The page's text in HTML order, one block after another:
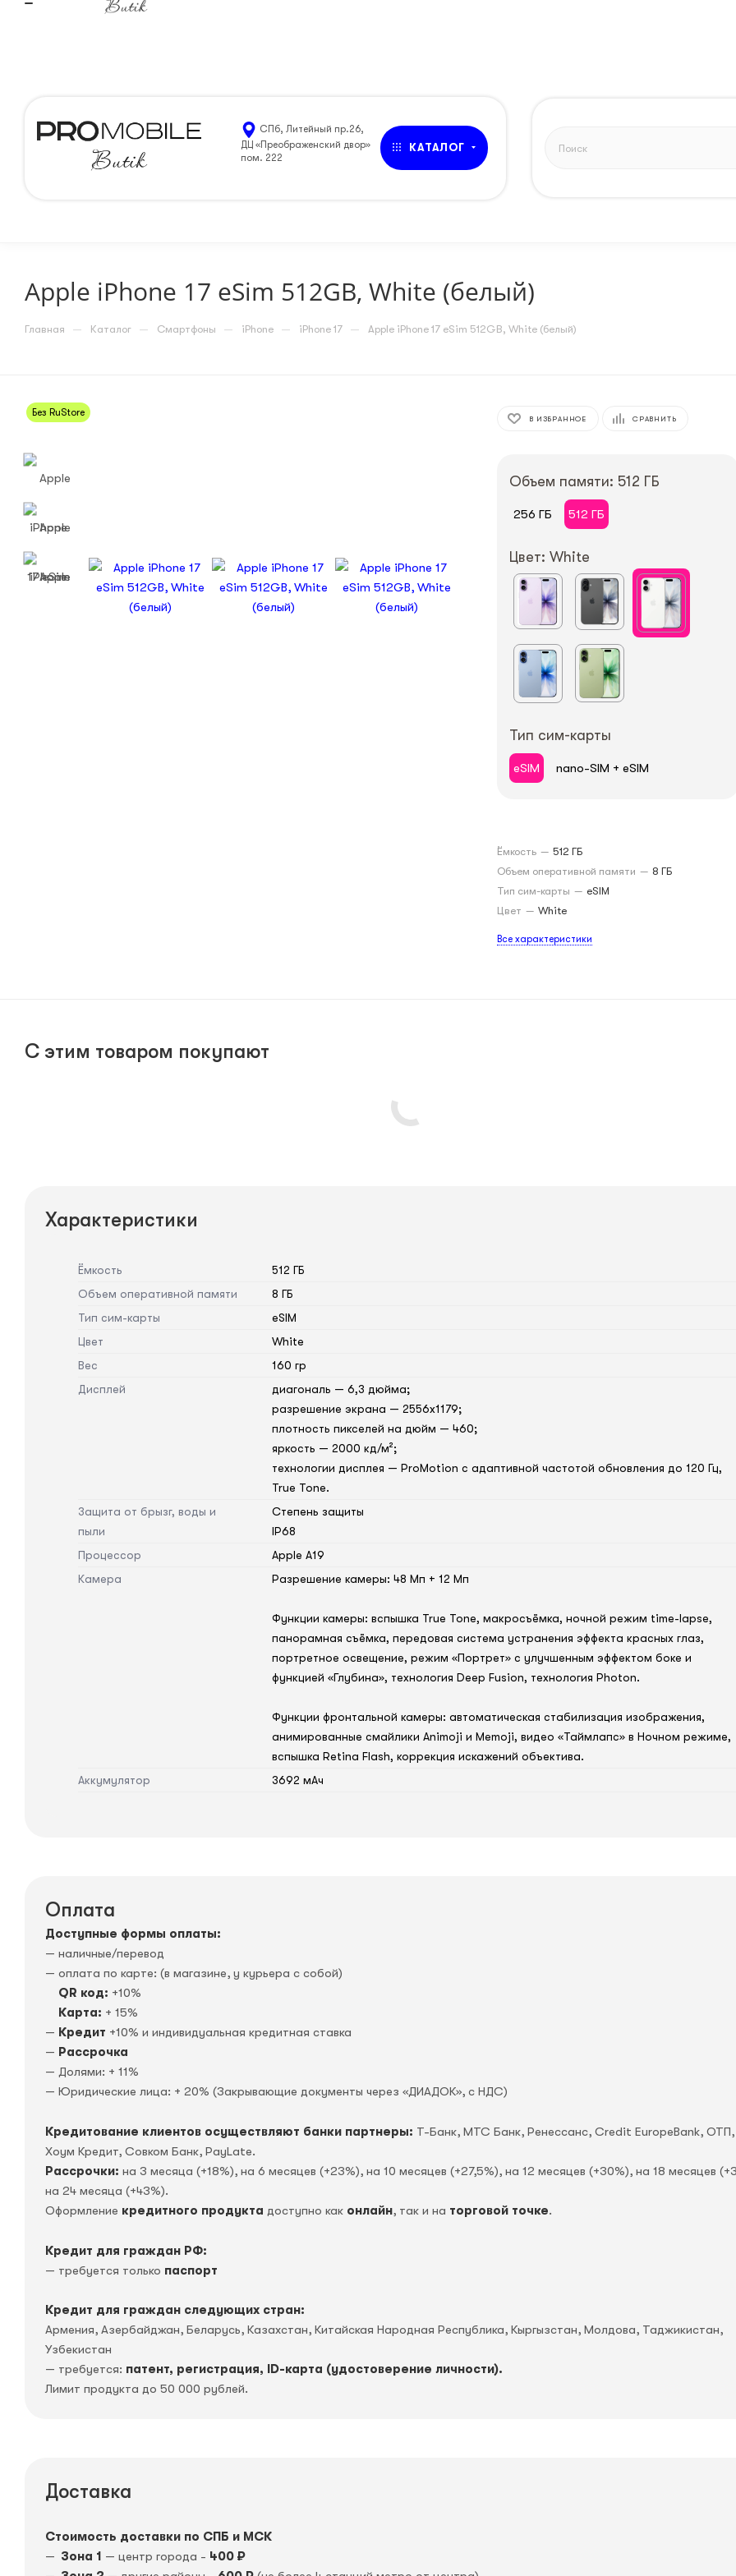
СПб, Литейный пр.26,
ДЦ «Преображенский двор»
пом. 222
КАТАЛОГ
Apple iPhone 17 eSim 512GB, White (белый)
Главная — Каталог — Смартфоны — iPhone — iPhone 17 — Apple iPhone 17 eSim 512GB, White (белый)
Без RuStore
В ИЗБРАННОЕ СРАВНИТЬ
Объем памяти: 512 ГБ
256 ГБ 512 ГБ
Цвет: White
Тип сим-карты
eSIM nano-SIM + eSIM
Ёмкость — 512 ГБ
Объем оперативной памяти — 8 ГБ
Тип сим-карты — eSIM
Цвет — White
Все характеристики
С этим товаром покупают
Характеристики
Ёмкость
512 ГБ
Объем оперативной памяти
8 ГБ
Тип сим-карты
eSIM
Цвет
White
Вес
160 гр
Дисплей
диагональ — 6,3 дюйма;
разрешение экрана — 2556x1179;
плотность пикселей на дюйм — 460;
яркость — 2000 кд/м²;
технологии дисплея — ProMotion с адаптивной частотой обновления до 120 Гц,
True Tone.
Защита от брызг, воды и
пыли
Степень защиты
IP68
Процессор
Apple A19
Камера
Разрешение камеры: 48 Мп + 12 Мп
Функции камеры: вспышка True Tone, макросъёмка, ночной режим time-lapse,
панорамная съёмка, передовая система устранения эффекта красных глаз,
портретное освещение, режим «Портрет» с улучшенным эффектом боке и
функцией «Глубина», технология Deep Fusion, технология Photon.
Функции фронтальной камеры: автоматическая стабилизация изображения,
анимированные смайлики Animoji и Memoji, видео «Таймлапс» в Ночном режиме,
вспышка Retina Flash, коррекция искажений объектива.
Аккумулятор
3692 мАч
Оплата
Доступные формы оплаты:
— наличные/перевод
— оплата по карте: (в магазине, у курьера с собой)
QR код: +10%
Карта: + 15%
— Кредит +10% и индивидуальная кредитная ставка
— Рассрочка
— Долями: + 11%
— Юридические лица: + 20% (Закрывающие документы через «ДИАДОК», c НДС)
Кредитование клиентов осуществляют банки партнеры: Т-Банк, МТС Банк, Ренессанс, Credit EuropeBank,
Хоум Кредит, Совком Банк, PayLate.
Рассрочки: на 3 месяца (+18%), на 6 месяцев (+23%), на 10 месяцев (+27,5%), на 12 месяцев (+30%), на 18 месяцев
на 24 месяца (+43%).
Оформление кредитного продукта доступно как онлайн, так и на торговой точке.
Кредит для граждан РФ:
— требуется только паспорт
Кредит для граждан следующих стран:
Армения, Азербайджан, Беларусь, Казахстан, Китайская Народная Республика, Кыргызстан, Молдова, Таджикистан,
Узбекистан
— требуется: патент, регистрация, ID-карта (удостоверение личности).
Лимит продукта до 50 000 рублей.
Доставка
Стоимость доставки по СПБ и МСК
Зона 1 — центр города - 400 ₽